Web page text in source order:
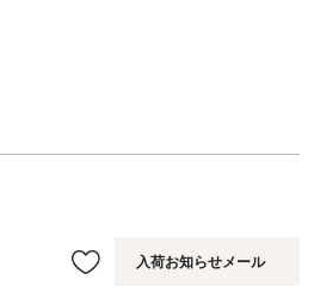
入荷お知らせメール